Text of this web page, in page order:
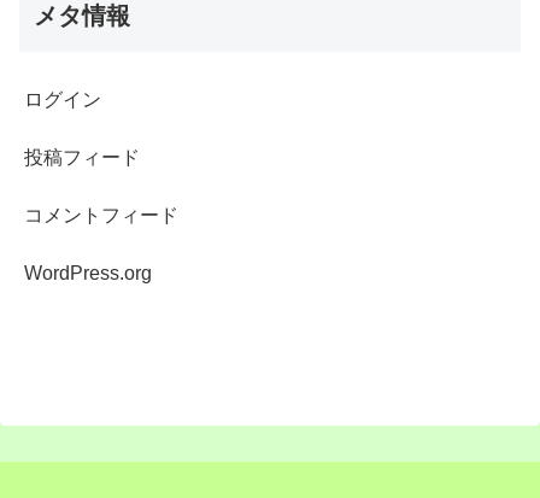
メタ情報
ログイン
投稿フィード
コメントフィード
WordPress.org